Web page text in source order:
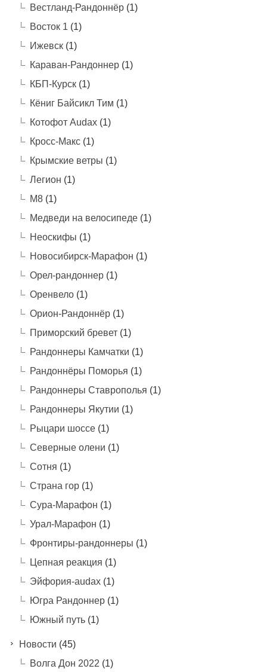
Вестланд-Рандоннёр(1)
Восток 1 (1)
Ижевск(1)
Караван-Рандоннер(1)
КБП-Курск(1)
Кёниг Байсикл Тим (1)
Котофот Audax(1)
Кросс-Макс(1)
Крымские ветры (1)
Легион (1)
М8(1)
Медведи на велосипеде(1)
Неоскифы (1)
Новосибирск-Марафон (1)
Орел-рандоннер(1)
Оренвело(1)
Орион-Рандоннёр(1)
Приморский бревет(1)
Рандоннеры Камчатки (1)
Рандоннёры Поморья (1)
Рандоннеры Ставрополья (1)
Рандоннеры Якутии (1)
Рыцари шоссе(1)
Северные олени (1)
Сотня (1)
Страна гор(1)
Сура-Марафон (1)
Урал-Марафон (1)
Фронтиры-рандоннеры (1)
Цепная реакция (1)
Эйфория-audax(1)
Югра Рандоннер(1)
Южный путь(1)
Новости (45)
Волга Дон 2022 (1)